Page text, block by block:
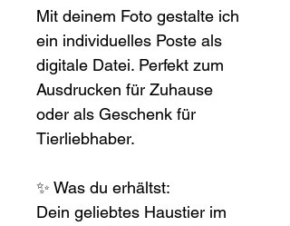
Mit deinem Foto gestalte ich
ein individuelles Poste als
digitale Datei. Perfekt zum
Ausdrucken für Zuhause
oder als Geschenk für
Tierliebhaber.
✨ Was du erhältst:
Dein geliebtes Haustier im